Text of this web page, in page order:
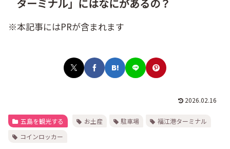
ターミナル」にはなにがあるの？
※本記事にはPRが含まれます
2026.02.16
五島を観光する お土産 駐車場
福江港ターミナル
コインロッカー